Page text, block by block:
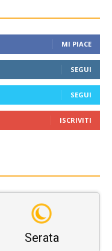
MI PIACE
SEGUI
SEGUI
ISCRIVITI
Serata